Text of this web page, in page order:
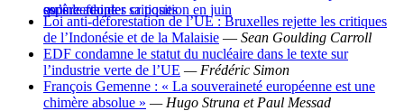
sous le feu des critiques
espère adopter sa position en juin
qu’incertaine
Loi anti-déforestation de l’UE : Bruxelles rejette les critiques
de l’Indonésie et de la Malaisie — Sean Goulding Carroll
EDF condamne le statut du nucléaire dans le texte sur
l’industrie verte de l’UE — Frédéric Simon
François Gemenne : « La souveraineté européenne est une
chimère absolue » — Hugo Struna et Paul Messad